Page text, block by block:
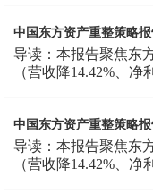
中国东方资产重整策略报
导读：本报告聚焦东
（营收降14.42%、净
中国东方资产重整策略报
导读：本报告聚焦东
（营收降14.42%、净